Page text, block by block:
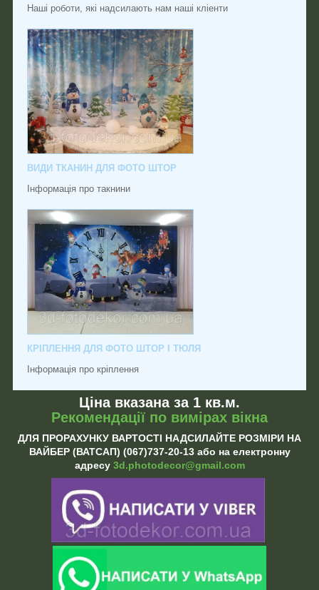
Наші роботи, які надсилають нам наші кліенти
ВИДИ ТКАНИН ДЛЯ ФОТО ШТОР
Інформація про такнини
КРІПЛЕННЯ ДЛЯ ФОТО ШТОР І ТЮЛЯ
Інформація про кріплення
Ціна вказана за 1 кв.м.
Рекомендації по вимірах вікна
ДЛЯ ПРОРАХУНКУ ВАРТОСТІ НАДСИЛАЙТЕ РОЗМІРИ НА
ВАЙБЕР (ВАТСАП) (067)737-20-13 або на електронну
адресу 3d.photodecor@gmail.com